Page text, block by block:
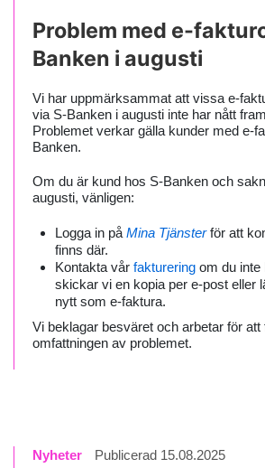
Problem med e-
Banken i augusti
Vi har uppmärksammat att vissa e-
via S-Banken i augusti inte har nått
Problemet verkar gälla kunder med e-
Banken.
Om du är kund hos S-Banken och
augusti, vänligen:
Logga in på Mina Tjänsterför att
finns där.
Kontakta vår fakturering om du inte
skickar vi en kopia per e-post eller
nytt som e-faktura.
Vi beklagar besväret och arbetar för att
omfattningen av problemet.
Nyheter Publicerad 15.08.2025